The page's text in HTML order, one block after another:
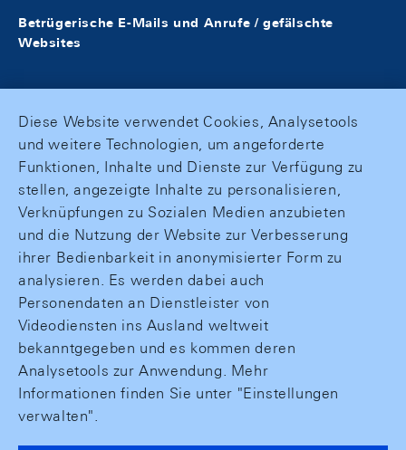
Betrügerische E-Mails und Anrufe / gefälschte
Websites
Diese Website verwendet Cookies, Analysetools
und weitere Technologien, um angeforderte
Funktionen, Inhalte und Dienste zur Verfügung zu
stellen, angezeigte Inhalte zu personalisieren,
Verknüpfungen zu Sozialen Medien anzubieten
und die Nutzung der Website zur Verbesserung
ihrer Bedienbarkeit in anonymisierter Form zu
analysieren. Es werden dabei auch
Personendaten an Dienstleister von
Videodiensten ins Ausland weltweit
bekanntgegeben und es kommen deren
Analysetools zur Anwendung. Mehr
Informationen finden Sie unter "Einstellungen
verwalten".